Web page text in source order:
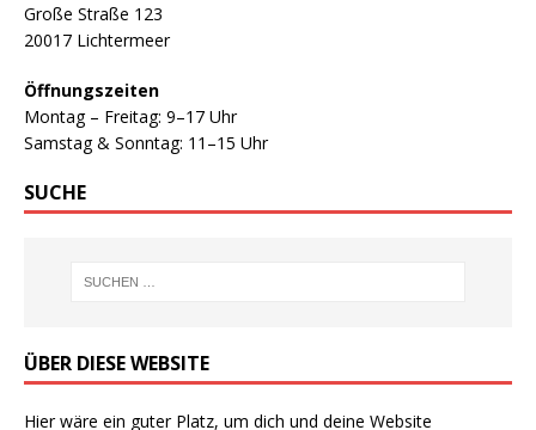
Große Straße 123
20017 Lichtermeer
Öffnungszeiten
Montag – Freitag: 9–17 Uhr
Samstag & Sonntag: 11–15 Uhr
SUCHE
ÜBER DIESE WEBSITE
Hier wäre ein guter Platz, um dich und deine Website